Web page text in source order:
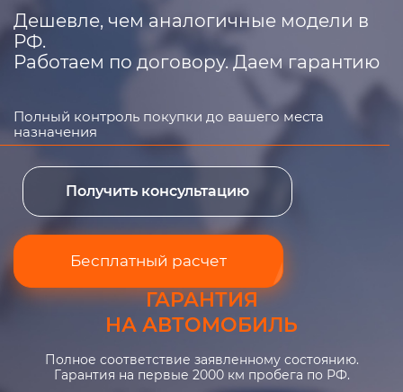
Дешевле, чем аналогичные модели в
РФ.
Работаем по договору. Даем гарантию
Полный контроль покупки до вашего места
назначения
Получить консультацию
Бесплатный расчет
ГАРАНТИЯ
НА АВТОМОБИЛЬ
Полное соответствие заявленному состоянию.
Гарантия на первые 2000 км пробега по РФ.